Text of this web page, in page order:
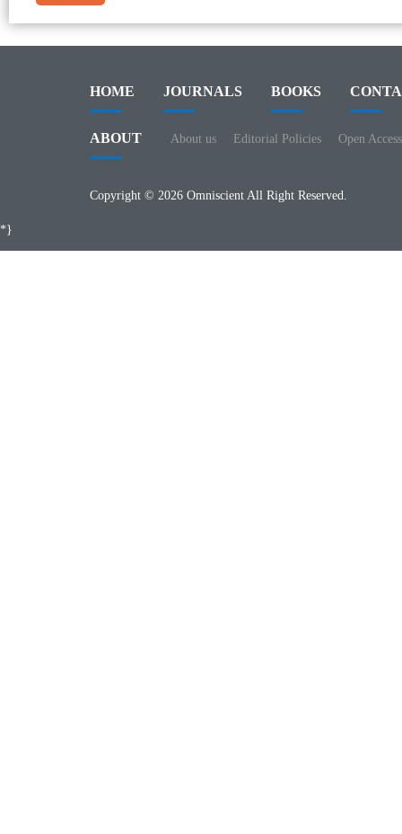
HOME JOURNALS BOOKS
ABOUT About us Editorial Policies Open
Copyright © 2026 Omniscient All Right Reserved.
*}